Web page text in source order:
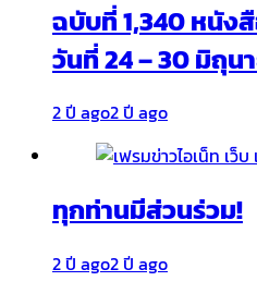
ฉบับที่ 1,340 หนัง
วันที่ 24 – 30 มิถุน
2 ปี ago2 ปี ago
ทุกท่านมีส่วนร่วม!
2 ปี ago2 ปี ago